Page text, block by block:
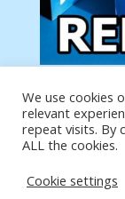
Tu anuncio va
Podemos
producto o
We use cookies
relevant
repeat visits. By
ALL the cookies.
Cookie settings
https://